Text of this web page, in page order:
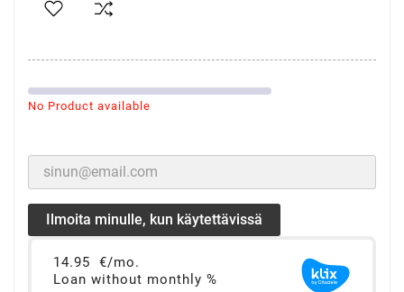
No Product available
Ilmoita minulle, kun käytettävissä